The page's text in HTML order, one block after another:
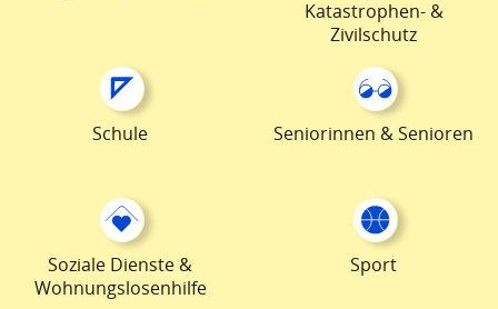
Katastrophen- &
Zivilschutz
Schule Seniorinnen & Senioren
Soziale Dienste &
Wohnungslosenhilfe
Sport